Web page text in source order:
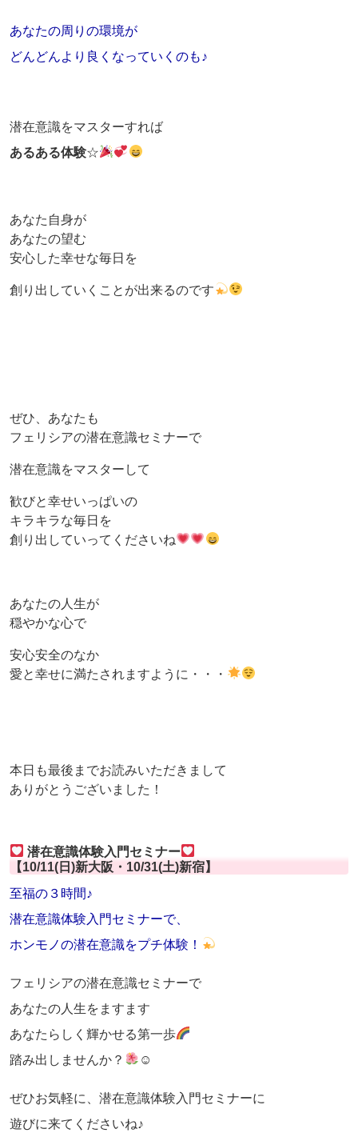
あなたの周りの環境が
どんどんより良くなっていくのも♪
潜在意識をマスターすれば
あるある体験☆
あなた自身が
あなたの望む
安心した幸せな毎日を
創り出していくことが出来るのです
ぜひ、あなたも
フェリシアの潜在意識セミナーで
潜在意識をマスターして
歓びと幸せいっぱいの
キラキラな毎日を
創り出していってくださいね
あなたの人生が
穏やかな心で
安心安全のなか
愛と幸せに満たされますように・・・
本日も最後までお読みいただきまして
ありがとうございました！
潜在意識体験入門セミナー
【10/11(日)新大阪・10/31(土)新宿】
至福の３時間♪
潜在意識体験入門セミナーで、
ホンモノの潜在意識をプチ体験！
フェリシアの潜在意識セミナーで
あなたの人生をますます
あなたらしく輝かせる第一歩
踏み出しませんか？
☺
ぜひお気軽に、潜在意識体験入門セミナーに
遊びに来てくださいね♪